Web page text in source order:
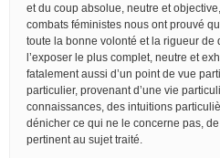
et du coup absolue, neutre et
combats féministes nous ont prouvé
toute la bonne volonté et la rigueur de
l’exposer le plus complet, neutre et
fatalement aussi d’un point de vue
particulier, provenant d’une vie
connaissances, des intuitions
dénicher ce qui ne le concerne pas,
pertinent au sujet traité.